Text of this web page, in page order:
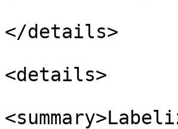
</details>
<details>